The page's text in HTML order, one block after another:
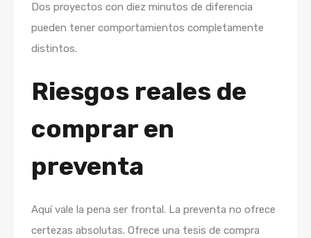
Dos proyectos con diez minutos de diferencia
pueden tener comportamientos completamente
distintos.
Riesgos reales de
comprar en
preventa
Aquí vale la pena ser frontal. La preventa no ofrece
certezas absolutas. Ofrece una tesis de compra